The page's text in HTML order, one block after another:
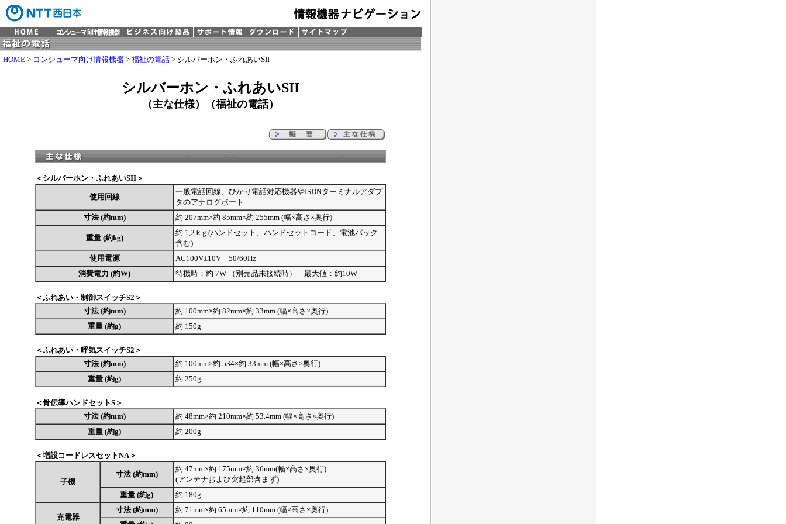
HOME > コンシューマ向け情報機器 > 福祉の電話 > シルバーホン・ふれあいSII
シルバーホン・ふれあいSII
（主な仕様）（福祉の電話）
＜シルバーホン・ふれあいSII＞
使用回線
一般電話回線、ひかり電話対応機器やISDNターミナルアダプ
タのアナログポート
寸法 (約mm)
約 207mm×約 85mm×約 255mm (幅×高さ×奥行)
重量 (約kg)
約 1,2ｋg (ハンドセット、ハンドセットコード、電池パック
含む)
使用電源
AC100V±10V 50/60Hz
消費電力 (約W)
待機時：約 7W （別売品未接続時） 最大値：約10W
＜ふれあい・制御スイッチS2＞
寸法 (約mm)
約 100mm×約 82mm×約 33mm (幅×高さ×奥行)
重量 (約g)
約 150g
＜ふれあい・呼気スイッチS2＞
寸法 (約mm)
約 100mm×約 534×約 33mm (幅×高さ×奥行)
重量 (約g)
約 250g
＜骨伝導ハンドセットS＞
寸法 (約mm)
約 48mm×約 210mm×約 53.4mm (幅×高さ×奥行)
重量 (約g)
約 200g
＜増設コードレスセットNA＞
子機
寸法 (約mm)
約 47mm×約 175mm×約 36mm(幅×高さ×奥行)
(アンテナおよび突起部含まず)
重量 (約g)
約 180g
充電器
寸法 (約mm)
約 71mm×約 65mm×約 110mm (幅×高さ×奥行)